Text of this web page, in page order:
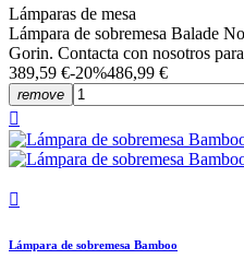
Lámparas de mesa
Lámpara de sobremesa Balade
Gorin. Contacta con nosotros
389,59 €-20%486,99 €
remove


Lámpara de sobremesa Bamboo